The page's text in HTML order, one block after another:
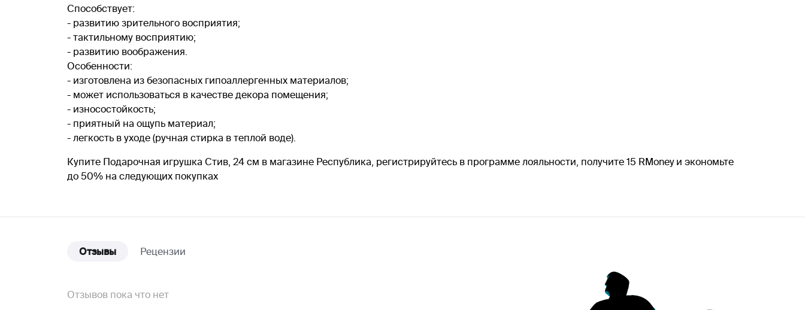
Способствует:
- развитию зрительного восприятия;
- тактильному восприятию;
- развитию воображения.
Особенности:
- изготовлена из безопасных гипоаллергенных материалов;
- может использоваться в качестве декора помещения;
- износостойкость;
- приятный на ощупь материал;
- легкость в уходе (ручная стирка в теплой воде).
Купите Подарочная игрушка Стив, 24 см в магазине Республика, регистрируйтесь в программе лояльности, получите 15 RMoney и экономьте
до 50% на следующих покупках
Отзывы Рецензии
Отзывов пока что нет